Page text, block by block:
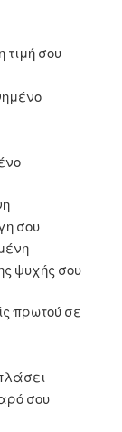
σου
σου
ψυχής σου
πρωτού σε
σου